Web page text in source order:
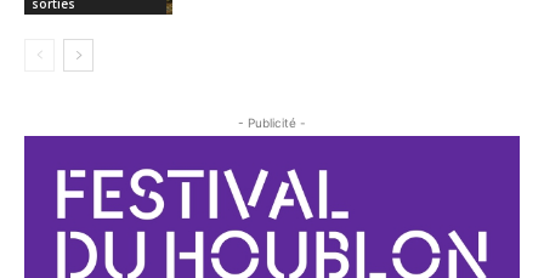
- Publicité -